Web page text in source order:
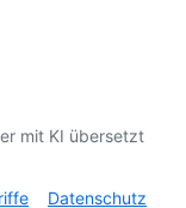
mit KI übersetzt
Datenschutz